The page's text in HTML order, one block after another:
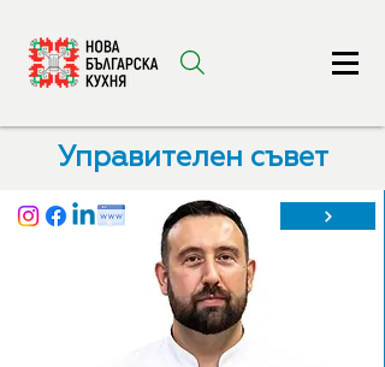
Управителен съвет